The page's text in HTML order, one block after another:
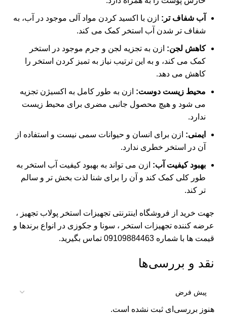
آب شفاف تر: ازن با اکسید کردن مواد آلی موجود در آب، به
شفاف تر شدن آب استخر کمک می کند.
کاهش لجن: ازن به تجزیه لجن و جرم موجود در استخر
کمک می کند، و به این ترتیب نیاز به تمیز کردن استخر را
کاهش می دهد.
محیط زیست دوست: ازن به طور کامل به اکسیژن تجزیه
می شود و هیچ محصول جانبی مضری برای محیط زیست
ندارد.
ایمنی: ازن برای انسان و حیوانات سمی نیست و استفاده از
آن در استخر خطری ندارد.
بهبود کیفیت آب: ازن می تواند به بهبود کیفیت آب استخر به
طور کلی کمک کند و آن را برای شنا لذت بخش تر و سالم
تر کند.
جهت خرید از فروشگاه اینترنتی تجهیزات استخر پولاب تجهیز ،
عرضه کننده تجهیزات استخر ، سونا و جکوزی در انواع برندها و
قیمت ها با شماره 09109884463 تماس بگیرید.
نقد و بررسی‌ها
هنوز بررسی‌ای ثبت نشده است.